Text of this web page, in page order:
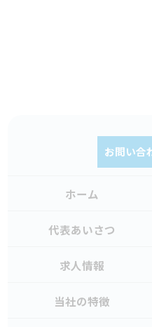
お問い合
ホーム
代表あいさつ
求人情報
当社の特徴